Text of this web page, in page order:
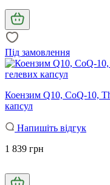
Під замовлення
Коензим Q10, CoQ-10,
капсул
Напишіть відгук
1 839 грн